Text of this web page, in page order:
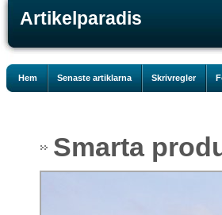
Artikelparadis
Hem Senaste artiklarna Skrivregler
Smarta